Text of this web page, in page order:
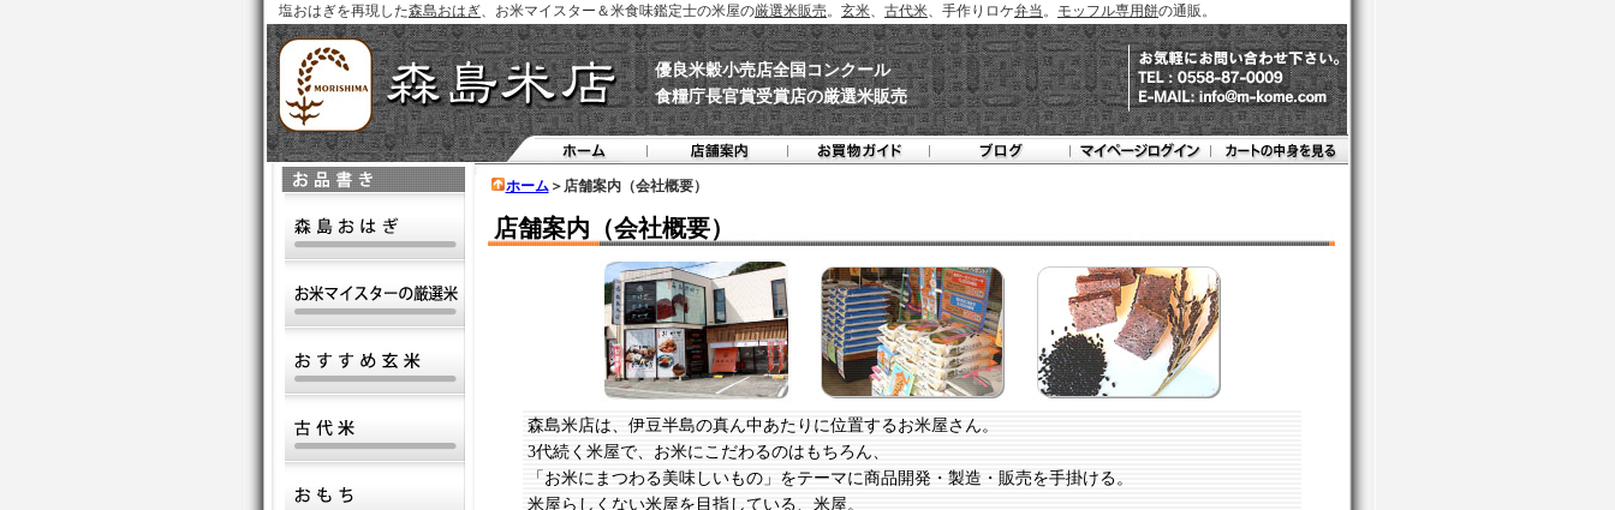
塩おはぎを再現した森島おはぎ、お米マイスター＆米食味鑑定士の米屋の厳選米販売。 玄米、 古代米、手作りロケ弁当。 モッフル専用餅の通販。
優良米穀小売店全国コンクール
食糧庁長官賞受賞店の厳選米販売
ホーム＞店舗案内（会社概要）
店舗案内（会社概要）
森島米店は、伊豆半島の真ん中あたりに位置するお米屋さん。
3代続く米屋で、お米にこだわるのはもちろん、
「お米にまつわる美味しいもの」をテーマに商品開発・製造・販売を手掛ける。
米屋らしくない米屋を目指している、米屋。